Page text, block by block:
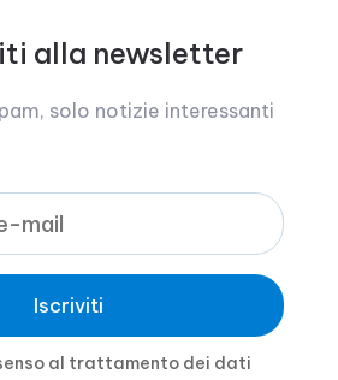
alla newsletter
solo notizie interessanti
Iscriviti
al trattamento dei dati